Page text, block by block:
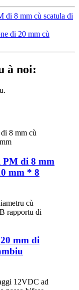
di 8 mm cù scatula di
di 20 mm cù
à noi:
PM di 8 mm
mm * 8
mm di